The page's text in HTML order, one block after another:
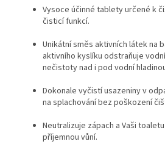
Vysoce účinné tablety určené k
čisticí funkcí.
Unikátní směs aktivních látek na
aktivního kyslíku odstraňuje
nečistoty nad i pod vodní
Dokonale vyčistí usazeniny v
na splachování bez poškození
Neutralizuje zápach a Vaši
příjemnou vůní.